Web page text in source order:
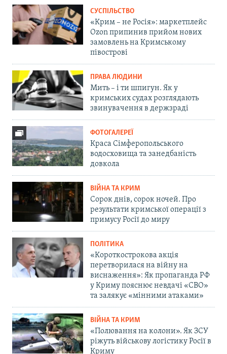
СУСПІЛЬСТВО
«Крим – не Росія»: маркетплейс
Ozon припинив прийом нових
замовлень на Кримському
півострові
ПРАВА ЛЮДИНИ
Мить – і ти шпигун. Як у
кримських судах розглядають
звинувачення в держзраді
ФОТОГАЛЕРЕЇ
Краса Сімферопольського
водосховища та занедбаність
довкола
ВІЙНА ТА КРИМ
Сорок днів, сорок ночей. Про
результати кримської операції з
примусу Росії до миру
ПОЛІТИКА
«Короткострокова акція
перетворилася на війну на
виснаження»: Як пропаганда РФ
у Криму пояснює невдачі «СВО»
та залякує «мінними атаками»
ВІЙНА ТА КРИМ
«Полювання на колони». Як ЗСУ
ріжуть військову логістику Росії в
Криму